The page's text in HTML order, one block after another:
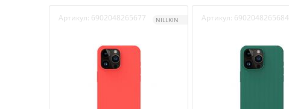
Артикул: 6902048265677 NILLKIN Артикул: 6902048265684